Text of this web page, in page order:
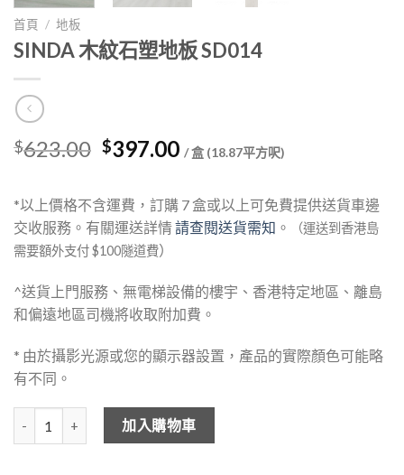
首頁 / 地板
SINDA 木紋石塑地板 SD014
$623.00 Original
was:
$623.00.
$397.00Current
is:
$397.00.
/ 盒 (18.87平方呎)
*以上價格不含運費，訂購 7 盒或以上可免費提供送貨車邊
交收服務。有關運送詳情請查閱送貨需知 。
（運送到香港島
需要額外支付 $100隧道費）
^送貨上門服務、無電梯設備的樓宇、香港特定地區、離島
和偏遠地區司機將收取附加費。
* 由於攝影光源或您的顯示器設置，產品的實際顏色可能略
有不同。
SINDA 木紋石塑地板 SD014 數量
加入購物車